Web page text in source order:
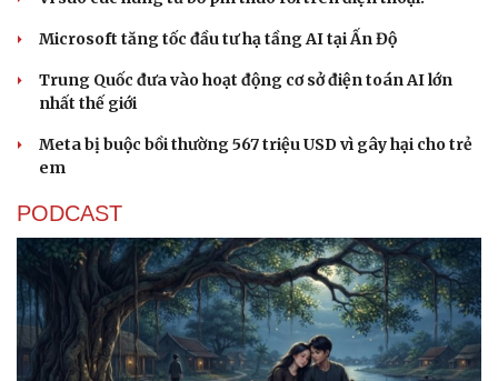
Dinh dưỡng - món ngon
Sản phụ khoa
Nam khoa
Làm đẹp - giảm cân
Phòng mạch online
Ăn sạch sống khỏe
Nhà đẹp
Microsoft tăng tốc đầu tư hạ tầng AI tại Ấn Độ
Trung Quốc đưa vào hoạt động cơ sở điện toán AI lớn
nhất thế giới
Meta bị buộc bồi thường 567 triệu USD vì gây hại cho trẻ
em
PODCAST